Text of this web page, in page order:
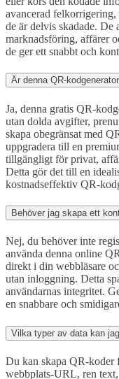
avancerad
de är delvis skadade. De
marknadsföring, affärer
de ger ett snabbt och
Är denna QR-
Ja, denna gratis QR-
utan dolda avgifter,
skapa obegränsat med
uppgradera till en
tillgängligt för privat,
Detta gör det till en
kostnadseffektiv QR-
Behöver jag skapa ett
Nej, du behöver inte
använda denna online
direkt i din webbläsare
utan inloggning. Detta
användarnas integritet.
en snabbare och
Vilka typer av data kan
Du kan skapa QR-koder
webbplats-URL, ren